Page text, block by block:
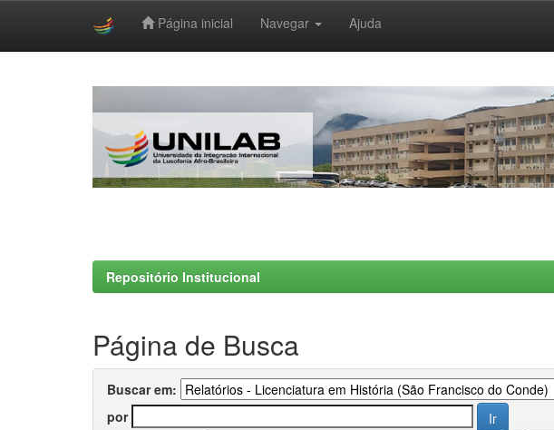
Página inicial Navegar Ajuda
Repositório Institucional
Página de Busca
Buscar em:
por